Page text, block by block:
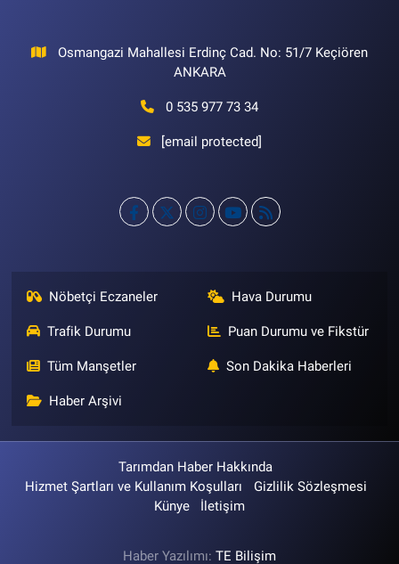
Osmangazi Mahallesi Erdinç Cad. No: 51/7 Keçiören
ANKARA
0 535 977 73 34
[email protected]
Nöbetçi Eczaneler Hava Durumu
Trafik Durumu Puan Durumu ve Fikstür
Tüm Manşetler Son Dakika Haberleri
Haber Arşivi
Tarımdan Haber Hakkında
Hizmet Şartları ve Kullanım Koşulları
Gizlilik Sözleşmesi
Künye
İletişim
Haber Yazılımı: TE Bilişim